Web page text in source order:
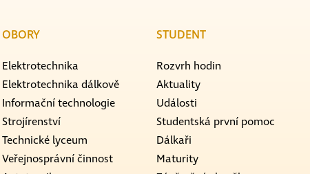
OBORY
Elektrotechnika
Elektrotechnika dálkově
Informační technologie
Strojírenství
Technické lyceum
Veřejnosprávní činnost
STUDENT
Rozvrh hodin
Aktuality
Události
Studentská první pomoc
Dálkaři
Maturity